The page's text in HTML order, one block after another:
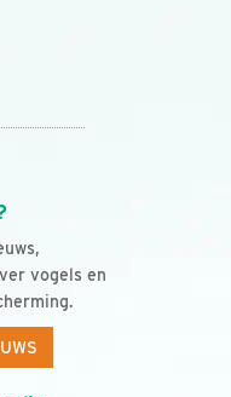
vogels en